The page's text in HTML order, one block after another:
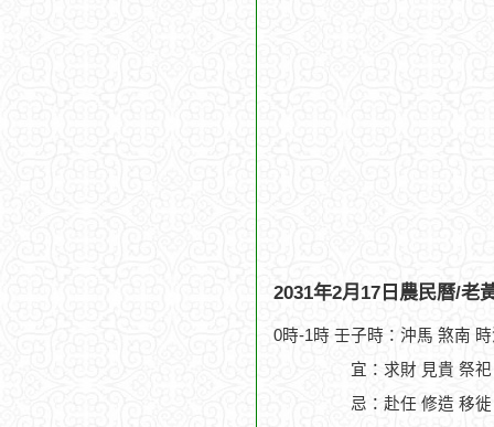
2031年2月17日農民曆/老
0時-1時 壬子時：沖馬 煞南
宜：求財 見貴 祭
忌：赴任 修造 移